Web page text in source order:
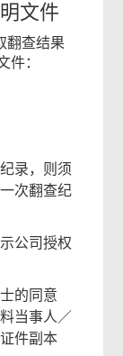
文件
翻查结果
件：
录，则须
次翻查纪
公司授权
的同意
当事人／
件副本